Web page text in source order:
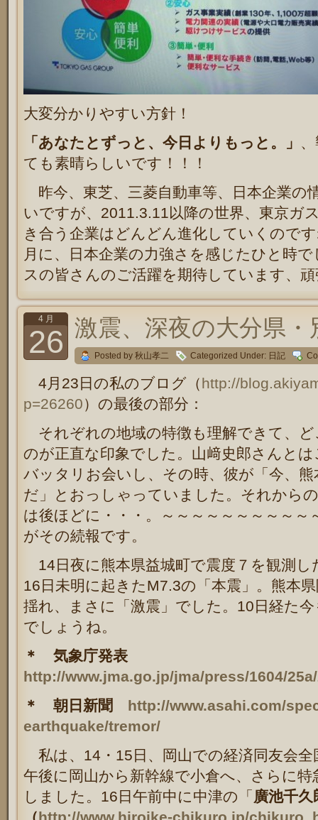
大変分かりやすい方針！
「あなたとずっと、今日よりもっと。」
ても素晴らしいです！！！
昨今、東芝、三菱自動車等、日本企業の
いですが、2011.3.11以降の世界、東京ガ
き合う企業はどんどん進化していくので
月に、日本企業の力強さを感じたひと時
スの皆さんのご活躍を期待しています、
4 月
26 激震、深夜の大分県・
Posted by 秋山孝二 Categorized Under: 日記
4月23日の私のブログ（http://
p=26260）の最後の部分：
それぞれの地域の特徴も理解できて、
のが正直な印象でした。山﨑史郎さんと
バッタリお会いし、その時、彼が「今、
だ」とおっしゃっていました。それから
は後ほどに・・・。～～～～～～～～～
がその続報です。
14日夜に熊本県益城町で震度７を観測
16日未明に起きたM7.3の「本震」。熊本
揺れ、まさに「激震」でした。10日経た
でしょうね。
＊ 気象庁発表
http://www.jma.go.jp/jma/press/1604/
＊ 朝日新聞 http://www.asahi.com/
earthquake/tremor/
私は、14・15日、岡山での経済同友会
午後に岡山から新幹線で小倉へ、さらに
しました。16日午前中に中津の「 廣池千久